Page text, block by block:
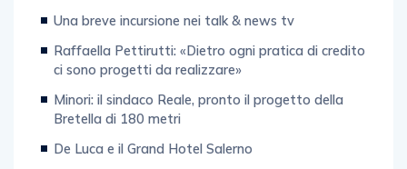
Una breve incursione nei talk & news tv
Raffaella Pettirutti: «Dietro ogni pratica di credito
ci sono progetti da realizzare»
Minori: il sindaco Reale, pronto il progetto della
Bretella di 180 metri
De Luca e il Grand Hotel Salerno